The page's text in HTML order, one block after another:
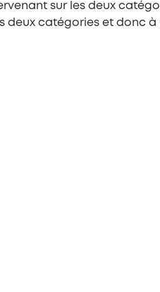
sur les deux
deux catégories et donc